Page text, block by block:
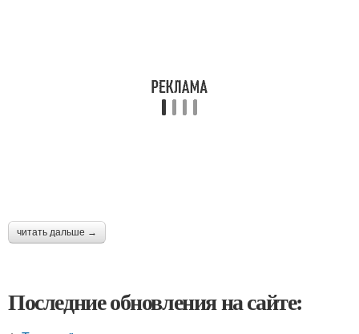
читать дальше →
Последние обновления на сайте: